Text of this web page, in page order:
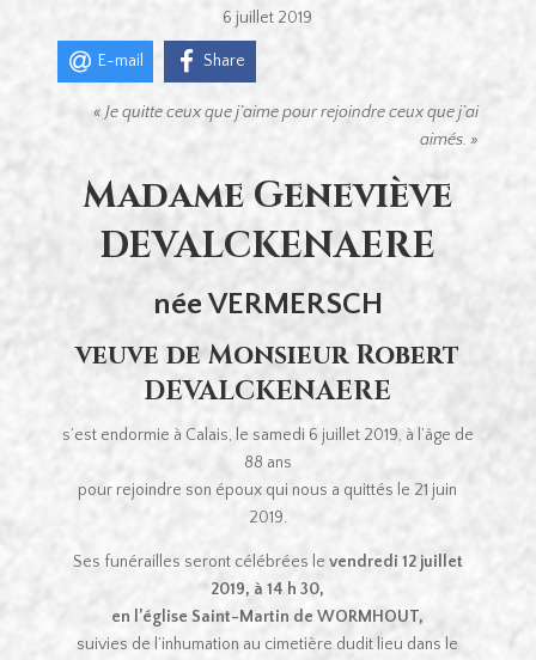
6 juillet 2019
E-mail Share
« Je quitte ceux que j’aimepour rejoindre ceux que j’ai
aimés. »
Madame Geneviève
DEVALCKENAERE
née VERMERSCH
veuve de Monsieur Robert
DEVALCKENAERE
s’est endormie à Calais, le samedi 6 juillet 2019, à l’âge de
88 ans
pour rejoindre son époux qui nous a quittés le 21 juin
2019.
Ses funérailles seront célébrées le vendredi 12 juillet
2019, à 14 h 30,
en l’église Saint-Martin de WORMHOUT,
suivies de l’inhumation au cimetière dudit lieu dans le